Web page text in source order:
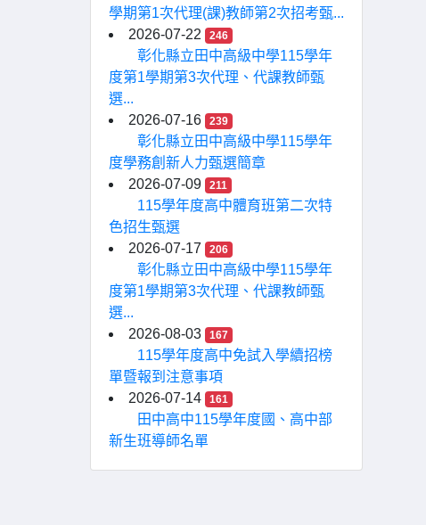
學期第1次代理(課)教師第2次招考甄...
2026-07-22
246
彰化縣立田中高級中學115學年
度第1學期第3次代理、代課教師甄
選...
2026-07-16
239
彰化縣立田中高級中學115學年
度學務創新人力甄選簡章
2026-07-09
211
115學年度高中體育班第二次特
色招生甄選
2026-07-17
206
彰化縣立田中高級中學115學年
度第1學期第3次代理、代課教師甄
選...
2026-08-03
167
115學年度高中免試入學續招榜
單暨報到注意事項
2026-07-14
161
田中高中115學年度國、高中部
新生班導師名單